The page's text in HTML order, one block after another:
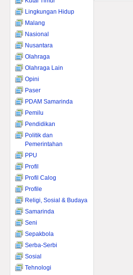
Lingkungan Hidup
Malang
Nasional
Nusantara
Olahraga
Olahraga Lain
Opini
Paser
PDAM Samarinda
Pemilu
Pendidikan
Politik dan
Pemerintahan
PPU
Profil
Profil Calog
Profile
Religi, Sosial & Budaya
Samarinda
Seni
Sepakbola
Serba-Serbi
Sosial
Tehnologi